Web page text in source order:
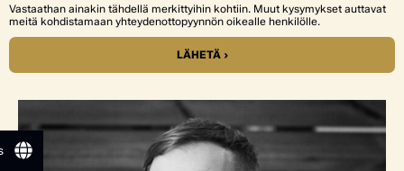
Vastaathan ainakin tähdellä merkittyihin kohtiin. Muut kysymykset auttavat
meitä kohdistamaan yhteydenottopyynnön oikealle henkilölle.
LÄHETÄ ›